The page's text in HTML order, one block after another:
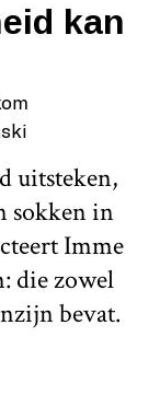
kan
uitsteken,
sokken in
Imme
die zowel
bevat.